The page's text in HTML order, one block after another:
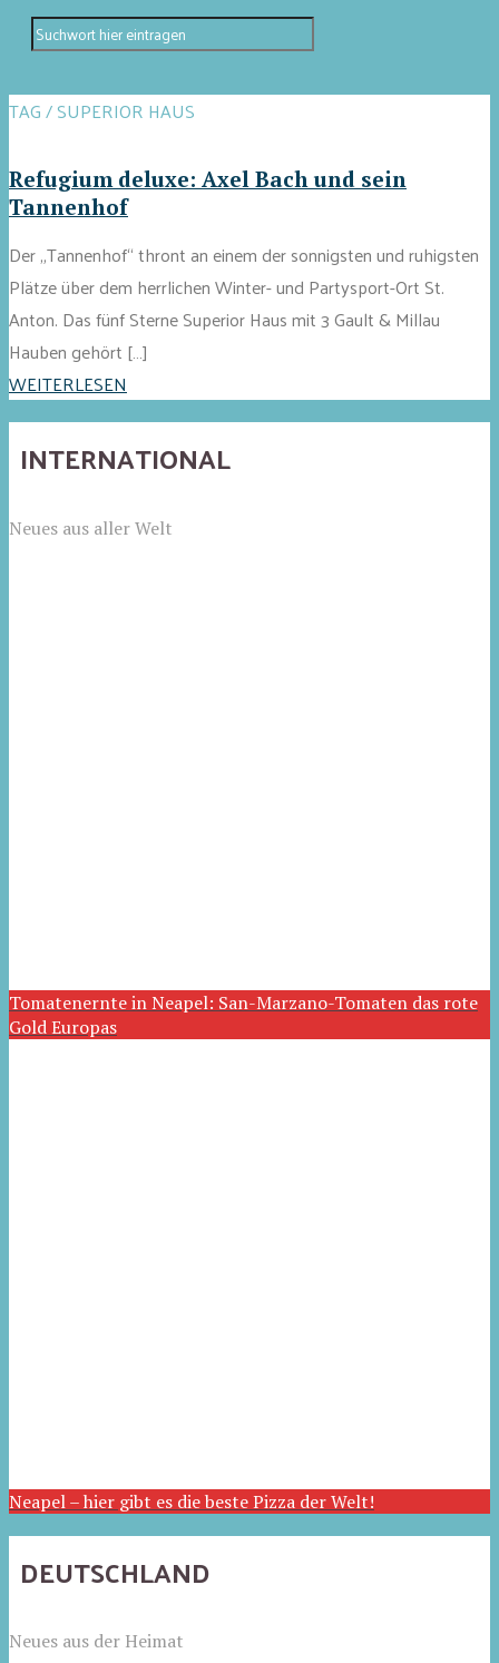
TAG / SUPERIOR HAUS
Refugium deluxe: Axel Bach und sein
Tannenhof
Der „Tannenhof“ thront an einem der sonnigsten und ruhigsten
Plätze über dem herrlichen Winter- und Partysport-Ort St.
Anton. Das fünf Sterne Superior Haus mit 3 Gault & Millau
Hauben gehört […]
WEITERLESEN
INTERNATIONAL
Neues aus aller Welt
Tomatenernte in Neapel: San-Marzano-Tomaten das rote
Gold Europas
Neapel – hier gibt es die beste Pizza der Welt!
DEUTSCHLAND
Neues aus der Heimat